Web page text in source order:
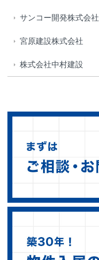
サンコー開発株式会社
宮原建設株式会社
株式会社中村建設